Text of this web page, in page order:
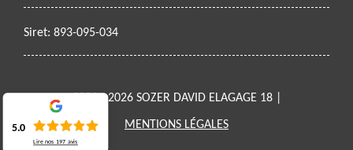
Siret: 893-095-034
2021 - 2026 SOZER DAVID ELAGAGE 18 |
MENTIONS LÉGALES
5.0
Lire nos197 avis